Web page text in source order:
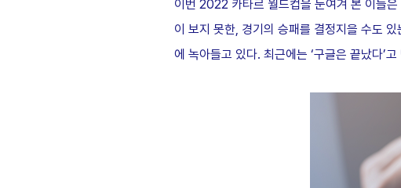
이번 2022 카타르 월드컵을 눈여겨 본 이들
이 보지 못한, 경기의 승패를 결정지을 수도
에 녹아들고 있다. 최근에는 ‘구글은 끝났다